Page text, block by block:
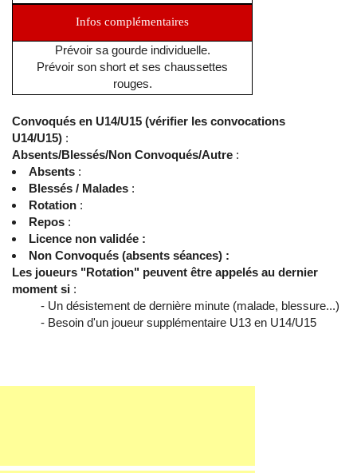
Infos complémentaires
Prévoir sa gourde individuelle.
Prévoir son short et ses chaussettes
rouges.
Convoqués en U14/U15 (vérifier les convocations
U14/U15) :
Absents/Blessés/Non Convoqués/Autre :
Absents :
Blessés / Malades :
Rotation :
Repos :
Licence non validée :
Non Convoqués (absents séances) :
Les joueurs "Rotation" peuvent être appelés au dernier
moment si :
- Un désistement de dernière minute (malade, blessure...)
- Besoin d'un joueur supplémentaire U13 en U14/U15